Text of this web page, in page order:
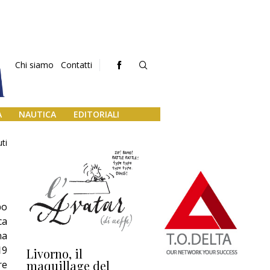
Chi siamo Contatti
NAUTICA EDITORIALI
Livorno, il
maquillage del
L’uscita di scena di